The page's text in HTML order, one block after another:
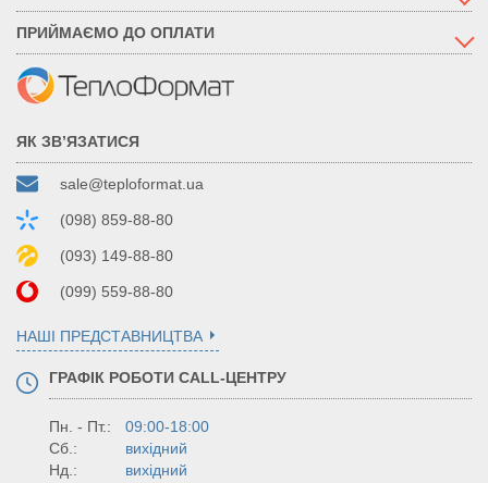
ПРИЙМАЄМО ДО ОПЛАТИ
ЯК ЗВ’ЯЗАТИСЯ
sale@teploformat.ua
(098) 859-88-80
(093) 149-88-80
(099) 559-88-80
НАШІ ПРЕДСТАВНИЦТВА
ГРАФІК РОБОТИ CALL-ЦЕНТРУ
Пн. - Пт.:
09:00-18:00
Сб.:
вихідний
Нд.:
вихідний